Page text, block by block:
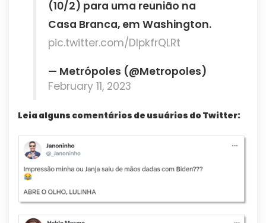
(10/2) para uma reunião na
Casa Branca, em Washington.
pic.twitter.com/DIpkfrQLRt
— Metrópoles (@Metropoles)
February 11, 2023
Leia alguns comentários de usuários do Twitter: